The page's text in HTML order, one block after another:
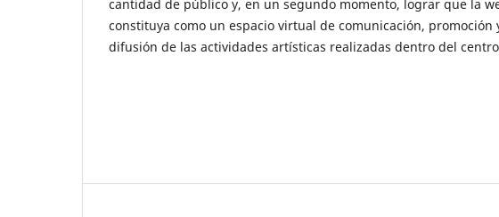
cantidad de público y, en un segundo momento, lograr que la
constituya como un espacio virtual de comunicación, promoción
difusión de las actividades artísticas realizadas dentro del